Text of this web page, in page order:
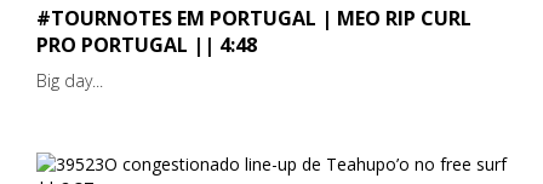
#TOURNOTES EM PORTUGAL | MEO RIP CURL
PRO PORTUGAL || 4:48
Big day...